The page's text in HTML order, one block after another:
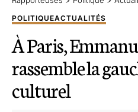
POLITIQUEACTUALITÉS
À Paris,
rassemble la
culturel